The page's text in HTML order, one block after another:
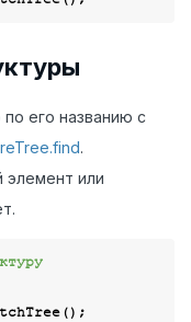
его названию с
.
элемент или